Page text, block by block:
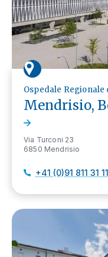
Ospedale Regionale
Mendrisio,
Via Turconi 23
6850 Mendrisio
+41 (0)91 811 31 11